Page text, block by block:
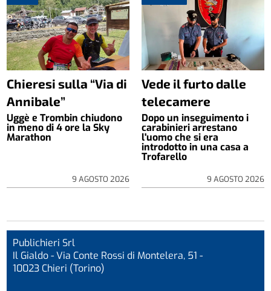
Chieresi sulla “Via di
Annibale”
Uggè e Trombin chiudono
in meno di 4 ore la Sky
Marathon
9 AGOSTO 2026
Vede il furto dalle
telecamere
Dopo un inseguimento i
carabinieri arrestano
l'uomo che si era
introdotto in una casa a
Trofarello
9 AGOSTO 2026
Publichieri Srl
Il Gialdo - Via Conte Rossi di Montelera, 51 -
10023 Chieri (Torino)